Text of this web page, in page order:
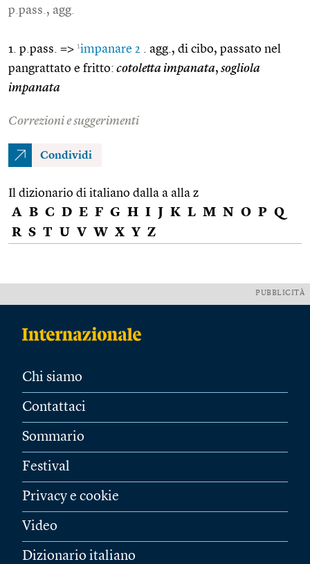
p.pass., agg.
1. p.pass. => 1impanare 2
. agg., di cibo, passato nel
pangrattato e fritto: cotoletta impanata, sogliola
impanata
Correzioni e suggerimenti
Condividi
Il dizionario di italiano dalla a alla z
A B C D E F G H I J K L M N O P Q
R S T U V W X Y Z
PUBBLICITÀ
Chi siamo
Contattaci
Sommario
Festival
Privacy e cookie
Video
Dizionario italiano